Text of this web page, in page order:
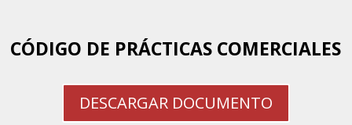
CÓDIGO DE PRÁCTICAS COMERCIALES
DESCARGAR DOCUMENTO